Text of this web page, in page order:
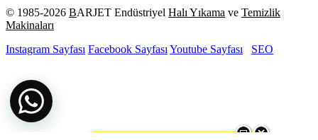
© 1985-2026 BARJET Endüstriyel Halı Yıkama ve Temizlik
Makinaları
Instagram Sayfası Facebook SayfasıYoutube Sayfası SEO